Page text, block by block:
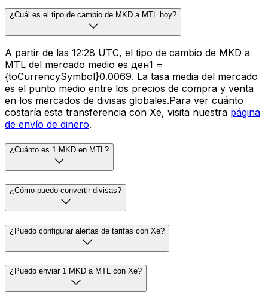
¿Cuál es el tipo de cambio de MKD a MTL hoy?
A partir de las 12:28 UTC, el tipo de cambio de MKD a
MTL del mercado medio es ден1 =
{toCurrencySymbol}0.0069. La tasa media del mercado
es el punto medio entre los precios de compra y venta
en los mercados de divisas globales.Para ver cuánto
costaría esta transferencia con Xe, visita nuestra página
de envío de dinero.
¿Cuánto es 1 MKD en MTL?
¿Cómo puedo convertir divisas?
¿Puedo configurar alertas de tarifas con Xe?
¿Puedo enviar 1 MKD a MTL con Xe?